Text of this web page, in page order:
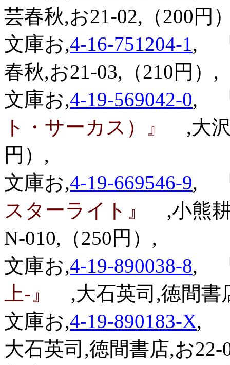
芸春秋,お21-02,（200円
文庫お,4-16-751204-1,
春秋,お21-03,（210円）,
文庫お,4-19-569042-0,
ト・サーカス）』 ,大
円）,
文庫お,4-19-669546-9,
スターライト』 ,小熊
N-010,（250円）,
文庫お,4-19-890038-8,
上-』 ,大石英司,徳間書
文庫お,4-19-890183-X,
大石英司,徳間書店,お22-